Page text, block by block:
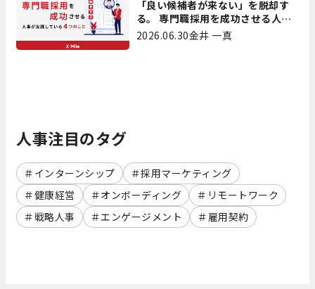
「良い候補者が来ない」を脱却す
る。 専門職採用を成功させる人事
が実践している4つのこと
2026.06.30金井 一真
人事注目のタグ
インターンシップ
採用マーケティング
健康経営
オンボーディング
リモートワーク
戦略人事
エンゲージメント 雇用契約